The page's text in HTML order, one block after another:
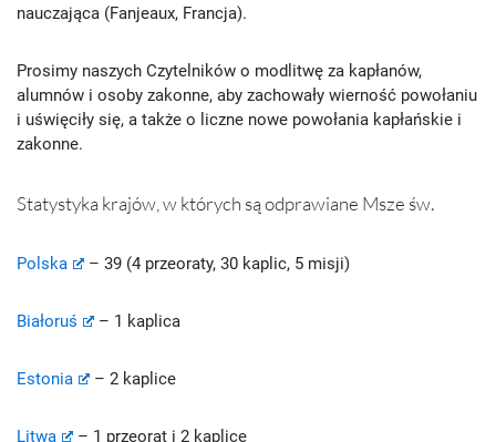
nauczająca (Fanjeaux, Francja).
Prosimy naszych Czytelników o modlitwę za kapłanów,
alumnów i osoby zakonne, aby zachowały wierność powołaniu
i uświęciły się, a także o liczne nowe powołania kapłańskie i
zakonne.
Statystyka krajów, w których są odprawiane Msze św.
Polska – 39 (4 przeoraty, 30 kaplic, 5 misji)
Białoruś – 1 kaplica
Estonia – 2 kaplice
Litwa – 1 przeorat i 2 kaplice